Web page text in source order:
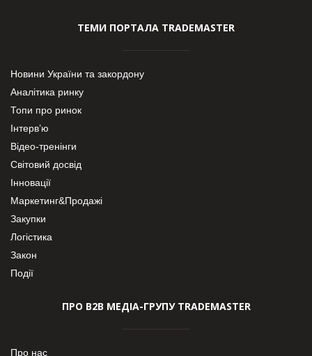
ТЕМИ ПОРТАЛА TRADEMASTER
Новини України та закордону
Аналітика ринку
Топи про ринок
Інтерв’ю
Відео-тренінги
Світовий досвід
Інновації
Маркетинг&Продажі
Закупки
Логістика
Закон
Події
ПРО В2В МЕДІА-ГРУПУ TRADEMASTER
Про нас